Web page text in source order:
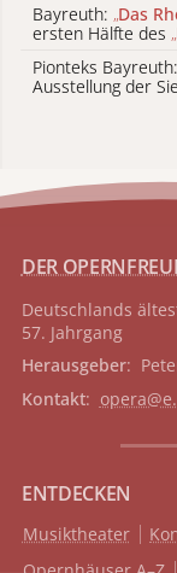
Bayreuth: „Das
ersten Hälfte des „
Pionteks Bayreuth:
Ausstellung der
DER
Deutschlands
57. Jahrgang
Herausgeber:
Kontakt:
ENTDECKEN
Musiktheater